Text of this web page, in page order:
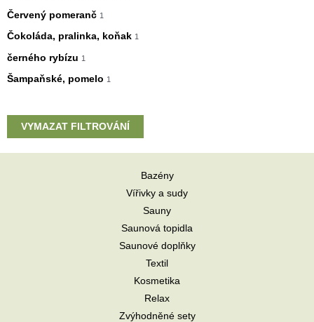
Červený pomeranč 1
Čokoláda, pralinka, koňak 1
černého rybízu 1
Šampaňské, pomelo 1
VYMAZAT FILTROVÁNÍ
Bazény
Vířivky a sudy
Sauny
Saunová topidla
Saunové doplňky
Textil
Kosmetika
Relax
Zvýhodněné sety